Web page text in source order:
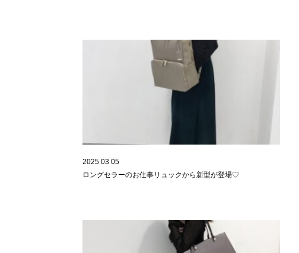
2025 03 05
ロングセラーのお仕事リュックから新型が登場♡